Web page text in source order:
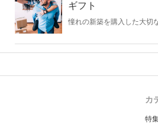
ギフト
憧れの新築を購入した大切
をプレゼントしませんか
カ
特